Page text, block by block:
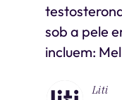
sob a pele
incluem:
Liti